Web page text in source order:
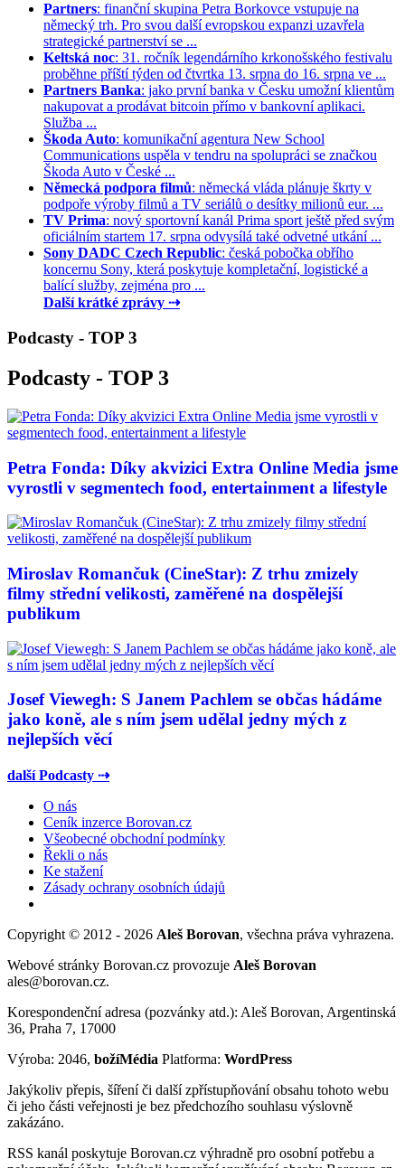
Partners: finanční skupina Petra Borkovce vstupuje na
německý trh. Pro svou další evropskou expanzi uzavřela
strategické partnerství se ...
Keltská noc: 31. ročník legendárního krkonošského festivalu
proběhne příští týden od čtvrtka 13. srpna do 16. srpna ve ...
Partners Banka: jako první banka v Česku umožní klientům
nakupovat a prodávat bitcoin přímo v bankovní aplikaci.
Služba ...
Škoda Auto: komunikační agentura New School
Communications uspěla v tendru na spolupráci se značkou
Škoda Auto v České ...
Německá podpora filmů: německá vláda plánuje škrty v
podpoře výroby filmů a TV seriálů o desítky milionů eur. ...
TV Prima: nový sportovní kanál Prima sport ještě před svým
oficiálním startem 17. srpna odvysílá také odvetné utkání ...
Sony DADC Czech Republic: česká pobočka obřího
koncernu Sony, která poskytuje kompletační, logistické a
balící služby, zejména pro ...
Další krátké zprávy ⇢
Podcasty - TOP 3
Podcasty - TOP 3
Petra Fonda: Díky akvizici Extra Online Media jsme
vyrostli v segmentech food, entertainment a lifestyle
Miroslav Romančuk (CineStar): Z trhu zmizely
filmy střední velikosti, zaměřené na dospělejší
publikum
Josef Viewegh: S Janem Pachlem se občas hádáme
jako koně, ale s ním jsem udělal jedny mých z
nejlepších věcí
další Podcasty ⇢
O nás
Ceník inzerce Borovan.cz
Všeobecné obchodní podmínky
Řekli o nás
Ke stažení
Zásady ochrany osobních údajů
Copyright © 2012 - 2026 Aleš Borovan, všechna práva vyhrazena.
Webové stránky Borovan.cz provozuje Aleš Borovan
ales@borovan.cz.
Korespondenční adresa (pozvánky atd.): Aleš Borovan, Argentinská
36, Praha 7, 17000
Výroba: 2046, božíMédia Platforma: WordPress
Jakýkoliv přepis, šíření či další zpřístupňování obsahu tohoto webu
či jeho části veřejnosti je bez předchozího souhlasu výslovně
zakázáno.
RSS kanál poskytuje Borovan.cz výhradně pro osobní potřebu a